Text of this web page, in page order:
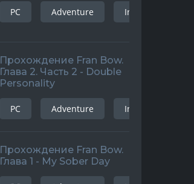
PC Adventure Indie
Прохождение Fran Bow.
Глава 2. Часть 2 - Double
Personality
PC Adventure Indie
Прохождение Fran Bow.
Глава 1 - My Sober Day